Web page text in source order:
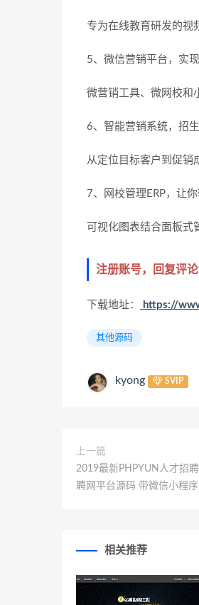
专为在线教育研发的视
5、微信营销平台，实
微营销工具、微网校和
6、智能营销系统，招
从定位目标客户到促销
7、网校管理ERP，让
可视化图表结合面板式
注册账号，回复评
下载地址： https://
其他源码
kyong SVIP
上一篇
2019最新PHPYUN人才招
聘网平台源码 带微信小程序
相关推荐